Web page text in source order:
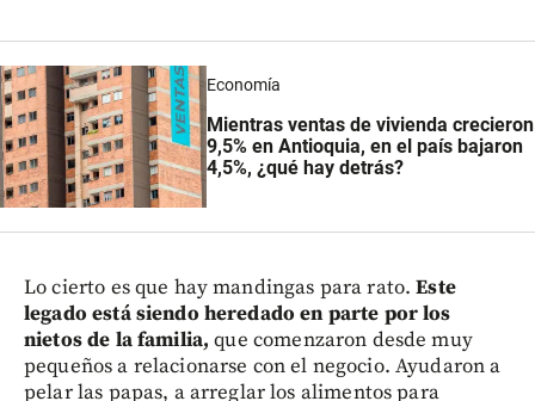
Economía
Mientras ventas de vivienda crecieron
9,5% en Antioquia, en el país bajaron
4,5%, ¿qué hay detrás?
Lo cierto es que hay mandingas para rato. Este
legado está siendo heredado en parte por los
nietos de la familia, que comenzaron desde muy
pequeños a relacionarse con el negocio. Ayudaron a
pelar las papas, a arreglar los alimentos para